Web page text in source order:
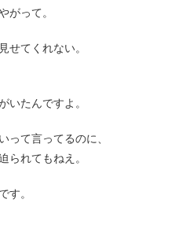
がって。
せてくれない。
いたんですよ。
って言ってるのに、
られてもねえ。
す。